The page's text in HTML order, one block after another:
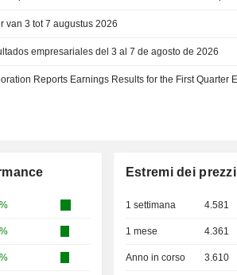
van 3 tot 7 augustus 2026
empresariales del 3 al 7 de agosto de 2026
Estremi dei prezzi
1 settimana 4.581
1 mese 4.361
Anno in corso 3.610